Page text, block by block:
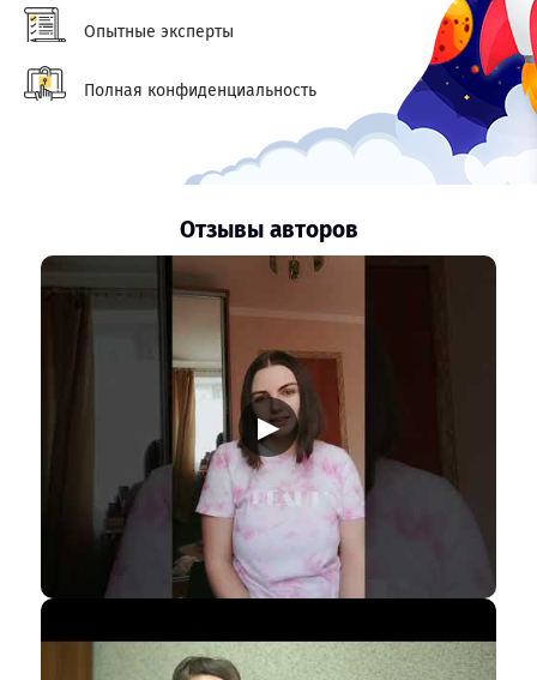
Опытные эксперты
Полная конфиденциальность
Отзывы авторов
▶